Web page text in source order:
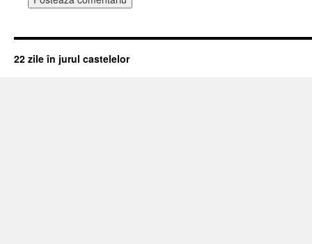
22 zile în jurul castelelor